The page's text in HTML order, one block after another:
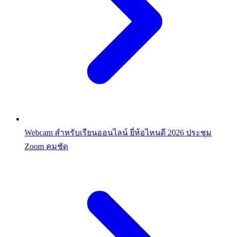
Webcam สำหรับเรียนออนไลน์ ยี่ห้อไหนดี 2026 ประชุม
Zoom คมชัด